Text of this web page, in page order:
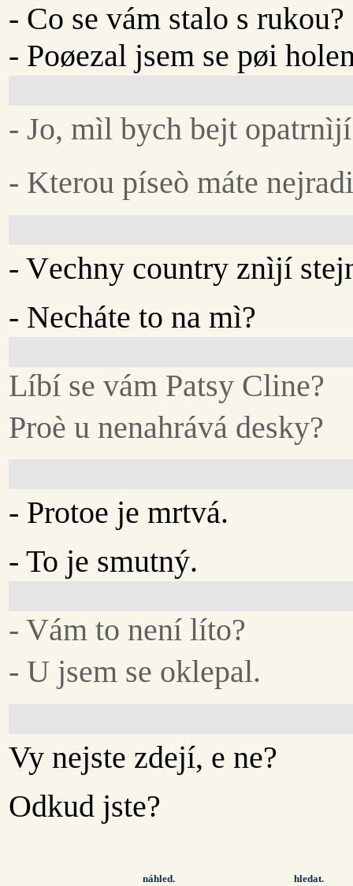
- Co se vám stalo s rukou?
- Poøezal jsem se pøi
- Jo, mìl bych bejt
- Kterou píseò máte
- Vechny country znìjí
- Necháte to na mì?
Líbí se vám Patsy Cline?
Proè u nenahrává desky?
- Protoe je mrtvá.
- To je smutný.
- Vám to není líto?
- U jsem se oklepal.
Vy nejste zdejí, e ne?
Odkud jste?
náhled. hledat.